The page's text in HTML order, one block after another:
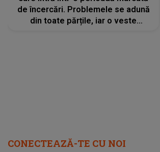
de încercări. Problemele se adună
din toate părțile, iar o veste
CONECTEAZĂ-TE CU NOI